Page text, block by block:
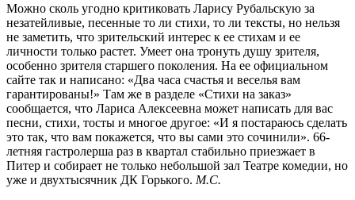
Можно сколь угодно критиковать Ларису Рубальскую за
незатейливые, песенные то ли стихи, то ли тексты, но нельзя
не заметить, что зрительский интерес к ее стихам и ее
личности только растет. Умеет она тронуть душу зрителя,
особенно зрителя старшего поколения. На ее официальном
сайте так и написано: «Два часа счастья и веселья вам
гарантированы!» Там же в разделе «Стихи на заказ»
сообщается, что Лариса Алексеевна может написать для вас
песни, стихи, тосты и многое другое: «И я постараюсь сделать
это так, что вам покажется, что вы сами это сочинили». 66-
летняя гастролерша раз в квартал стабильно приезжает в
Питер и собирает не только небольшой зал Театре комедии, но
уже и двухтысячник ДК Горького. М.С.